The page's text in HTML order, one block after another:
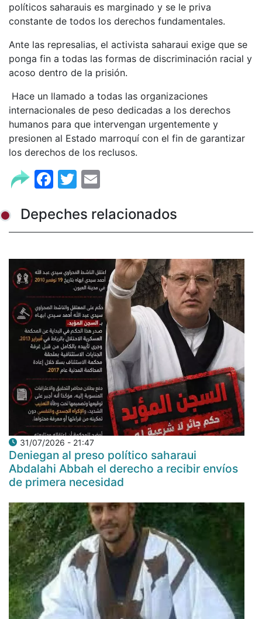
políticos saharauis es marginado y se le priva
constante de todos los derechos fundamentales.
Ante las represalias, el activista saharaui exige que se
ponga fin a todas las formas de discriminación racial y
acoso dentro de la prisión.
Hace un llamado a todas las organizaciones
internacionales de peso dedicadas a los derechos
humanos para que intervengan urgentemente y
presionen al Estado marroquí con el fin de garantizar
los derechos de los reclusos.
Facebook
Twitter
Depeches relacionados
31/07/2026 - 21:47
Deniegan al preso político saharaui
Abdalahi Abbah el derecho a recibir envíos
de primera necesidad